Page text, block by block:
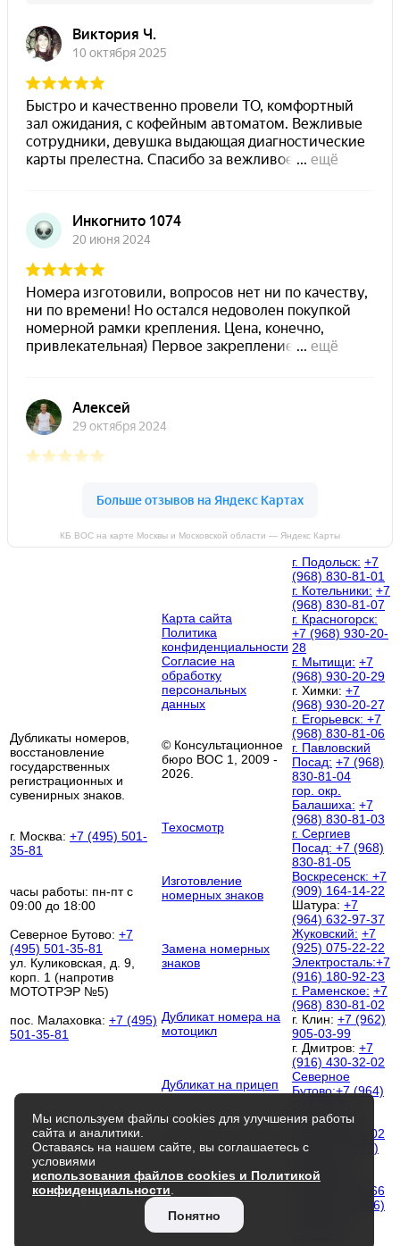
КБ ВОС на карте Москвы и Московской области — Яндекс Карты
Дубликаты номеров,
восстановление
государственных
регистрационных и
сувенирных знаков.
г. Москва: +7 (495) 501-
35-81
часы работы: пн-пт с
09:00 до 18:00
Северное Бутово: +7
(495) 501-35-81
ул. Куликовская, д. 9,
корп. 1 (напротив
МОТОТРЭР №5)
пос. Малаховка: +7 (495)
501-35-81
Карта сайта
Политика
конфиденциальности
Согласие на
обработку
персональных
данных
© Консультационное
бюро ВОС 1, 2009 -
2026.
Техосмотр
Изготовление
номерных знаков
Замена номерных
знаков
Дубликат номера на
мотоцикл
Дубликат на прицеп
Контакты
г. Подольск: +7
(968) 830-81-01
г. Котельники: +7
(968) 830-81-07
г. Красногорск:
+7 (968) 930-20-
28
г. Мытищи: +7
(968) 930-20-29
г. Химки: +7
(968) 930-20-27
г. Егорьевск: +7
(968) 830-81-06
г. Павловский
Посад: +7 (968)
830-81-04
гор. окр.
Балашиха: +7
(968) 830-81-03
г. Сергиев
Посад: +7 (968)
830-81-05
Воскресенск: +7
(909) 164-14-22
Шатура: +7
(964) 632-97-37
Жуковский: +7
(925) 075-22-22
Электросталь:+7
(916) 180-92-23
г. Раменское: +7
(968) 830-81-02
г. Клин: +7 (962)
905-03-99
г. Дмитров: +7
(916) 430-32-02
Северное
Бутово:+7 (964)
Люберцы:+7
(968) 830-81-02
Чехов:
+7 (977)
Королёв:
(964) 512-00-66
+7 (906)
Мы используем файлы cookies для улучшения работы
сайта и аналитики.
Оставаясь на нашем сайте, вы соглашаетесь с
условиями
использования файлов cookies и Политикой
конфиденциальности
Понятно